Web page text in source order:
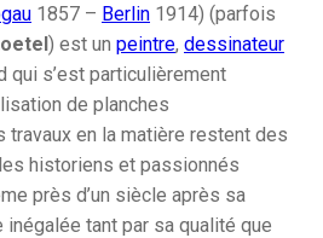
1857 – Berlin 1914) (parfois
) est un peintre, dessinateur
qui s’est particulièrement
de planches
travaux en la matière restent des
historiens et passionnés
près d’un siècle après sa
tant par sa qualité que